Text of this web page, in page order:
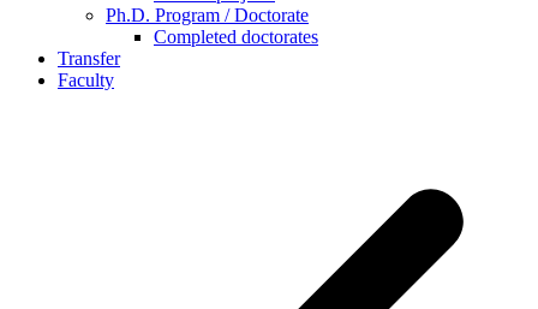
Ph.D. Program / Doctorate
Completed doctorates
Transfer
Faculty